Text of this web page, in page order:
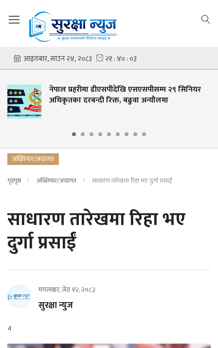
नेपाल प्रहरीमा डीएसपीदेखि एसएसपीसम्म २९ सिनियर
अधिकृतका दरबन्दी रिक्त, बढुवा अन्यौलमा
अख्तियार/अदालत
गृहपृष्ठ अख्तियार/अदालत साधारण तारेखमा रिहा भए दुर्गा प्रसाईं
साधारण तारेखमा रिहा भए
दुर्गा प्रसाईं
मंगलबार, जेठ १२, २०८३
सुरक्षा न्युज
4